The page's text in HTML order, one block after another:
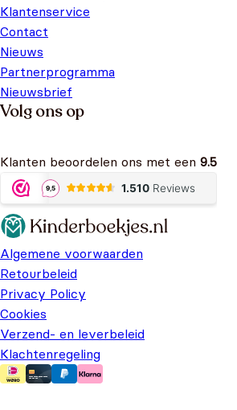
Klantenservice
Contact
Nieuws
Partnerprogramma
Nieuwsbrief
Volg ons op
Klanten beoordelen ons met een 9.5
Algemene voorwaarden
Retourbeleid
Privacy Policy
Cookies
Verzend- en leverbeleid
Klachtenregeling